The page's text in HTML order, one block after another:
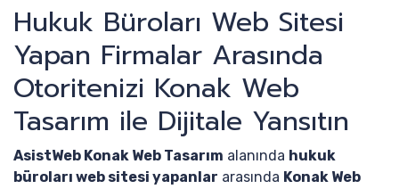
Hukuk Büroları Web Sitesi
Yapan Firmalar Arasında
Otoritenizi Konak Web
Tasarım ile Dijitale Yansıtın
AsistWeb Konak Web Tasarım alanında hukuk
büroları web sitesi yapanlar arasında Konak Web